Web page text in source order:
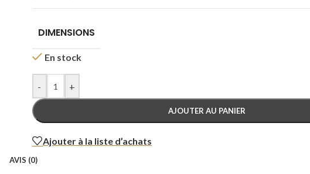
DIMENSIONS
En stock
- +
AJOUTER AU PANIER
Ajouter à la liste d’achats
AVIS (0)